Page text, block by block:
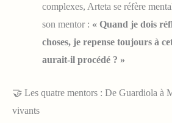
complexes, Arteta se réfère
son mentor : « Quand je dois
choses, je repense toujours à
aurait-il procédé ? »
🤝 Les quatre mentors : De Guardiola à
vivants